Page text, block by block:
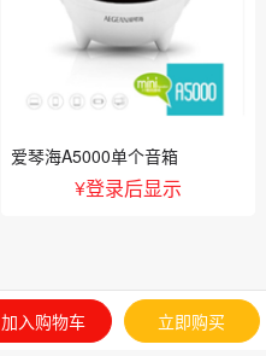
爱琴海A5000单个音箱
¥登录后显示
加入购物车 立即购买